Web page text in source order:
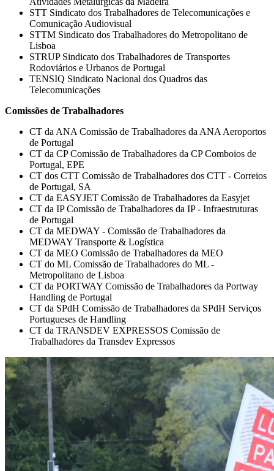
STT Sindicato dos Trabalhadores de Telecomunicações e
Comunicação Audiovisual
STTM Sindicato dos Trabalhadores do Metropolitano de
Lisboa
STRUP Sindicato dos Trabalhadores de Transportes
Rodoviários e Urbanos de Portugal
TENSIQ Sindicato Nacional dos Quadros das
Telecomunicações
Comissões de Trabalhadores
CT da ANA Comissão de Trabalhadores da ANA Aeroportos
de Portugal
CT da CP Comissão de Trabalhadores da CP Comboios de
Portugal, EPE
CT dos CTT Comissão de Trabalhadores dos CTT - Correios
de Portugal, SA
CT da EASYJET Comissão de Trabalhadores da Easyjet
CT da IP Comissão de Trabalhadores da IP - Infraestruturas
de Portugal
CT da MEDWAY - Comissão de Trabalhadores da
MEDWAY Transporte & Logística
CT da MEO Comissão de Trabalhadores da MEO
CT do ML Comissão de Trabalhadores do ML -
Metropolitano de Lisboa
CT da PORTWAY Comissão de Trabalhadores da Portway
Handling de Portugal
CT da SPdH Comissão de Trabalhadores da SPdH Serviços
Portugueses de Handling
CT da TRANSDEV EXPRESSOS Comissão de
Trabalhadores da Transdev Expressos